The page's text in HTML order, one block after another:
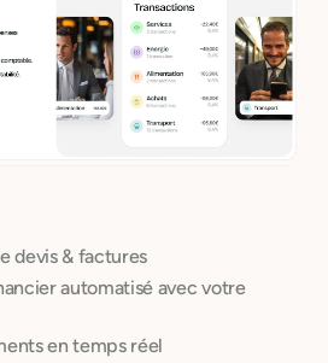
devis & factures
automatisé avec votre
en temps réel